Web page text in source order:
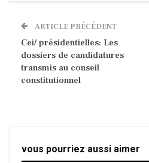
ARTICLE PRÉCÉDENT
Cei/ présidentielles: Les
dossiers de candidatures
transmis au conseil
constitutionnel
vous pourriez aussi aimer